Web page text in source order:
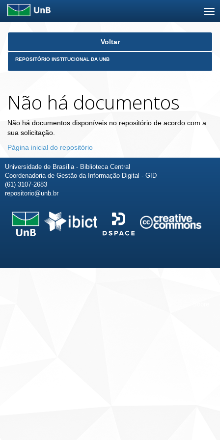
Skip
Voltar
REPOSITÓRIO INSTITUCIONAL DA UNB
Não há documentos
Não há documentos disponíveis no repositório de acordo com a
sua solicitação.
Página inicial do repositório
Universidade de Brasília - Biblioteca Central
Coordenadoria de Gestão da Informação Digital - GID
(61) 3107-2683
repositorio@unb.br